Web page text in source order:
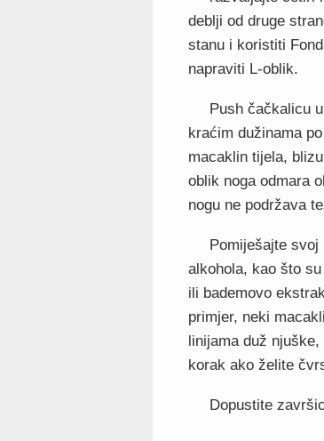
deblji od druge
stanu i koristiti
napraviti L-oblik.
Push čačkalicu
kraćim dužinama
macaklin tijela,
oblik noga odmara
nogu ne podržava
Pomiješajte svoj
alkohola, kao što
ili bademovo
primjer, neki
linijama duž
korak ako želite
Dopustite